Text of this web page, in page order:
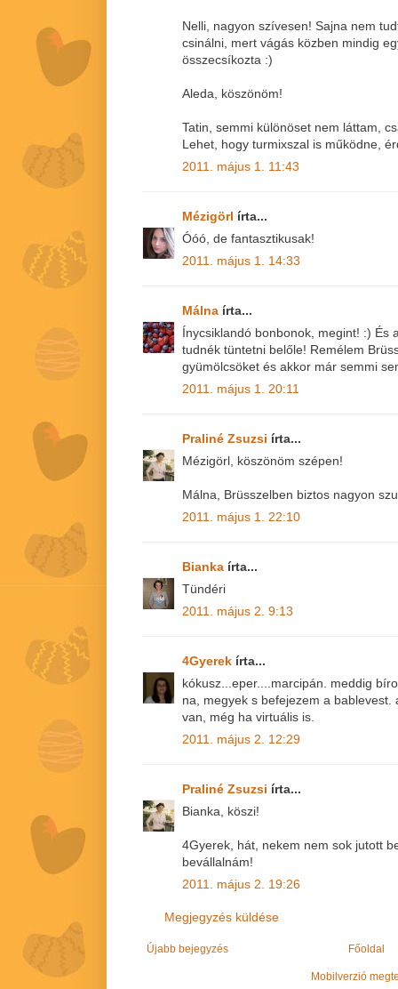
Nelli, nagyon szívesen! Sajna nem
csinálni, mert vágás közben mindig
összecsíkozta :)
Aleda, köszönöm!
Tatin, semmi különöset nem láttam,
Lehet, hogy turmixszal is működne,
2011. május 1. 11:43
Mézigörl írta...
Óóó, de fantasztikusak!
2011. május 1. 14:33
Málna írta...
Ínycsiklandó bonbonok, megint! :) És
tudnék tüntetni belőle! Remélem
gyümölcsöket és akkor már semmi
2011. május 1. 20:11
Praliné Zsuzsi írta...
Mézigörl, köszönöm szépen!
Málna, Brüsszelben biztos nagyon
2011. május 1. 22:10
Bianka írta...
Tündéri
2011. május 2. 9:13
4Gyerek írta...
kókusz...eper....marcipán. meddig
na, megyek s befejezem a
van, még ha virtuális is.
2011. május 2. 12:29
Praliné Zsuzsi írta...
Bianka, köszi!
4Gyerek, hát, nekem nem sok jutott
bevállalnám!
2011. május 2. 19:26
Megjegyzés küldése
Újabb bejegyzés Főoldal
Mobilverzió